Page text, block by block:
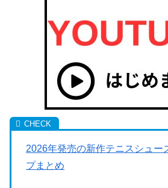
2026年発売の新作テニスシュー
プまとめ